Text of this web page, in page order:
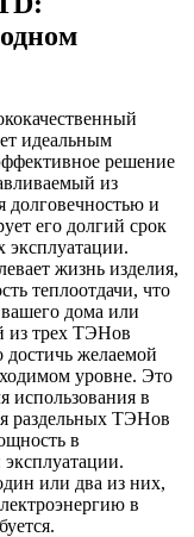
идеальным
решение
из
долговечностью и
его долгий срок
жизнь изделия,
теплоотдачи, что
дома или
из трех ТЭНов
желаемой
уровне. Это
использования в
раздельных ТЭНов
в
или два из них,
в